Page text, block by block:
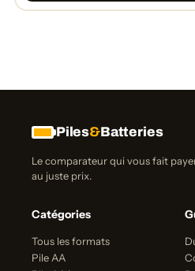
Piles&Batteries
Le comparateur qui vous fait
au juste prix.
Catégories
Tous les formats
Pile AA